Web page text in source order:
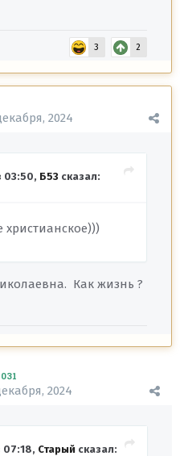
3 2
2024
03:50, Б53 сказал:
христианское)))
Как жизнь ?
2024
07:18, Старый сказал: